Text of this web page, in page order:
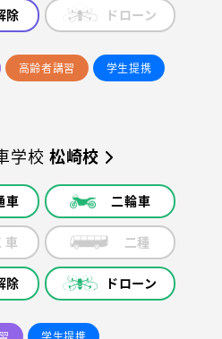
除 ドローン
高齢者講習 学生提携
学校 松崎校
車 二輪車
車 二種
除 ドローン
学生提携